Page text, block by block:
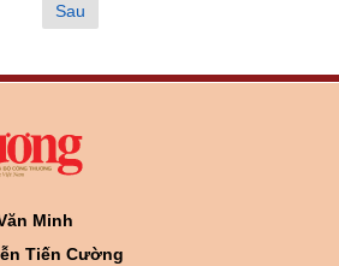
Sau
Minh
Tiến Cường